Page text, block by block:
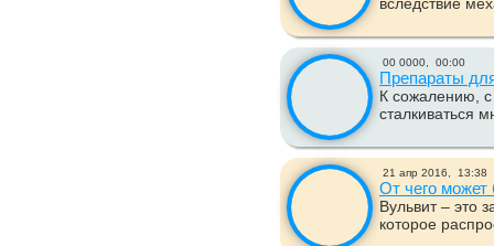
00 0000, 00:00
Препараты
К сожалению, с
сталкиваться
21 апр 2016, 13:38
От чего может
Вульвит – это
которое